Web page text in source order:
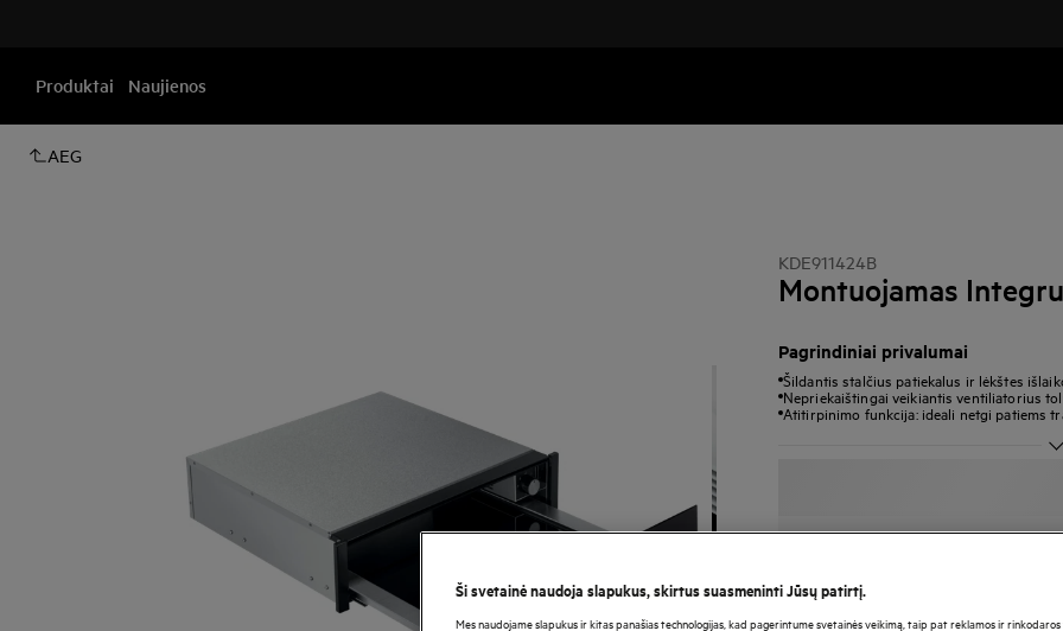
Produktai Naujienos
AEG
KDE911424B
Montuojamas
Pagrindiniai privalumai
Šildantis stalčius patiekalus ir lėkštes
Nepriekaištingai veikiantis ventiliatorius
Atitirpinimo funkcija: ideali netgi patiems
*Produkto puslapio
vaizdo įrašai yra tik
atvaizduoti šį modelį.
Ši svetainė naudoja slapukus, skirtus suasmeninti Jūsų patirtį.
Mes naudojame slapukus ir kitas panašias technologijas, kad pagerintume svetainės veikimą, taip pat reklamos ir